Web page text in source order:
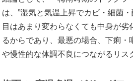
は、”湿気と気温上昇でカビ・細菌
目はあまり変わらなくても中身が劣
るからであり、最悪の場合、下痢・
や慢性的な体調不良につながるリス